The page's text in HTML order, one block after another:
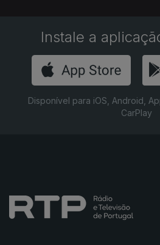
Instale a
Disponível para iOS, Android,
CarPlay